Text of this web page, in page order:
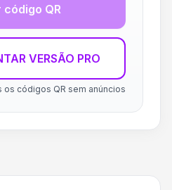
código QR
VERSÃO PRO
os códigos QR sem anúncios